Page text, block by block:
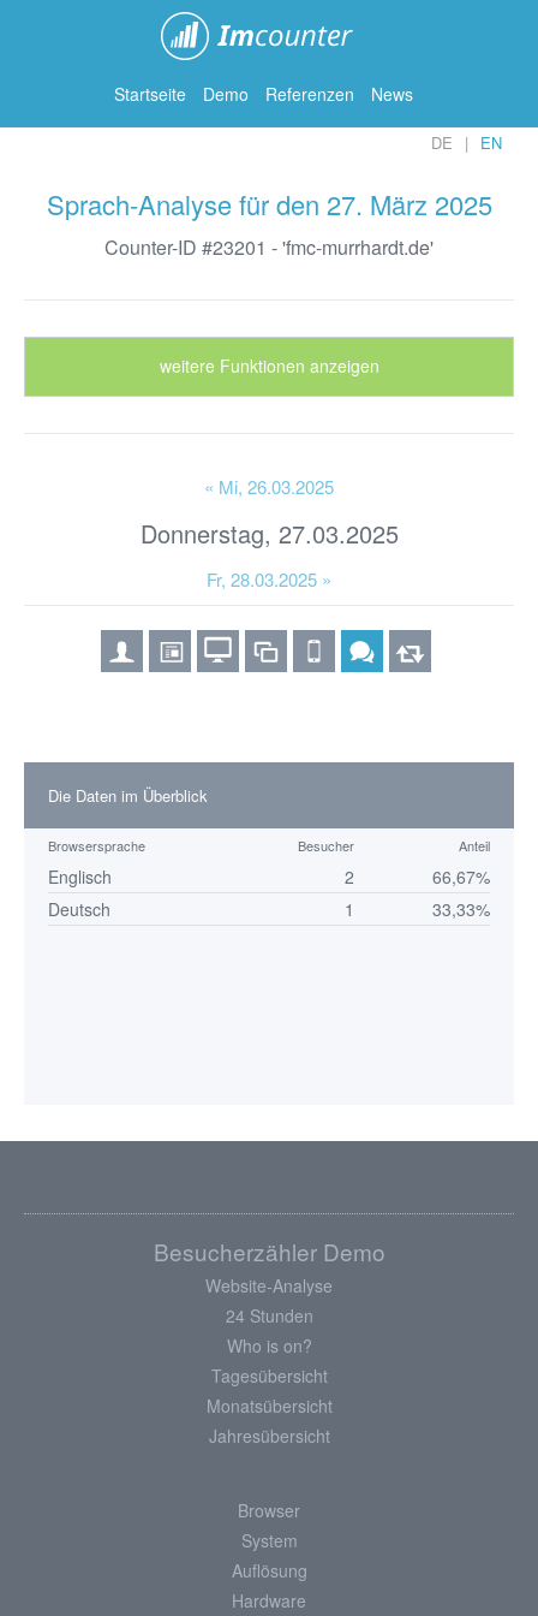
Startseite Demo Referenzen News
DE EN
Sprach-Analyse für den 27. März 2025
Counter-ID #23201 - 'fmc-murrhardt.de'
weitere Funktionen anzeigen
« Mi, 26.03.2025
Donnerstag, 27.03.2025
Fr, 28.03.2025 »
Die Daten im Überblick
Browsersprache Besucher Anteil
Englisch 2
66,67%
Deutsch
1 33,33%
Besucherzähler Demo
Website-Analyse
24 Stunden
Who is on?
Tagesübersicht
Monatsübersicht
Jahresübersicht
Browser
System
Auflösung
Hardware